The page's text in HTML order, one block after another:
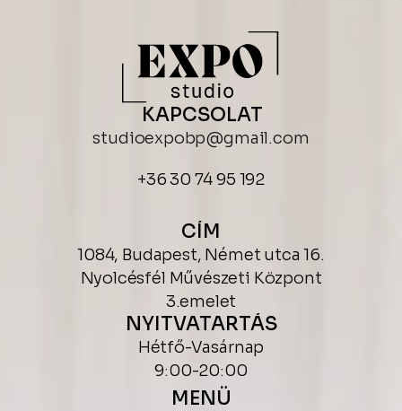
KAPCSOLAT
studioexpobp@gmail.com
+36 30 74 95 192
CÍM
1084, Budapest, Német utca 16.
Nyolcésfél Művészeti Központ
3.emelet
NYITVATARTÁS
Hétfő-Vasárnap
9:00-20:00
MENÜ